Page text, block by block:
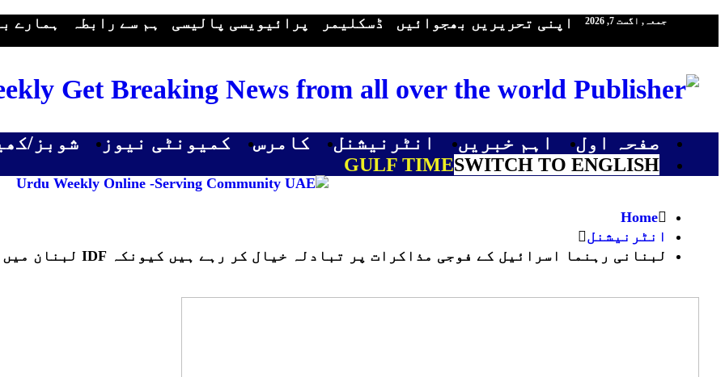
جمعہ, اگست 7, 2026 اپنی تحریریں بھجوائیں ڈسکلیمر پرائیویسی پالیسی ہم سے رابطہ ہمارے
Get Breaking News from all over the world
صفحہ اول اہم خبریں انٹرنیشنل کامرس کمیونٹی نیوز شوبز/
GULF TIMESWITCH TO ENGLISH
Home
انٹرنیشنل
لبنانی رہنما اسرائیل کے فوجی مذاکرات پر تبادلہ خیال کر رہے ہیں کیونکہ IDF لبنان میں گہرائی میں دھکیل رہا ہے۔